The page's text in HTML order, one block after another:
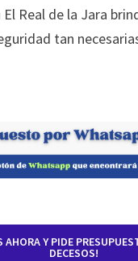
Real de la Jara
tan
AHORA Y PIDE
DECESOS!